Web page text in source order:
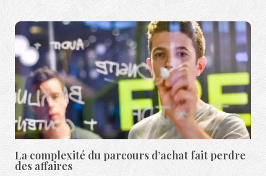
La complexité du parcours d’achat fait perdre
des affaires